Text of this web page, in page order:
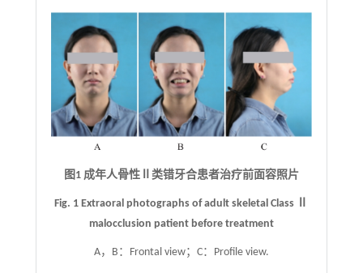
图1 成年人骨性Ⅱ类错牙合患者治疗前面容照片
Fig. 1 Extraoral photographs of adult skeletal Class Ⅱ
malocclusion patient before treatment
A，B：Frontal view；C：Profile view.